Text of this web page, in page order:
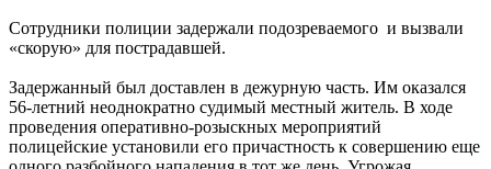
Сотрудники полиции задержали подозреваемого и вызвали
«скорую» для пострадавшей.
Задержанный был доставлен в дежурную часть. Им оказался
56-летний неоднократно судимый местный житель. В ходе
проведения оперативно-розыскных мероприятий
полицейские установили его причастность к совершению еще